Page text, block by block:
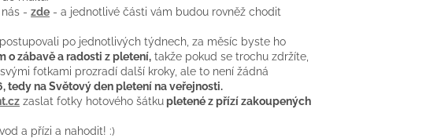
- zde - a jednotlivé části vám budou rovněž chodit
po jednotlivých týdnech, za měsíc byste ho
o zábavě a radosti z pletení, takže pokud se trochu zdržíte,
fotkami prozradí další kroky, ale to není žádná
tedy na Světový den pletení na veřejnosti.
zaslat fotky hotového šátkupletené z přízí zakoupených
a přízi a nahodit! :)